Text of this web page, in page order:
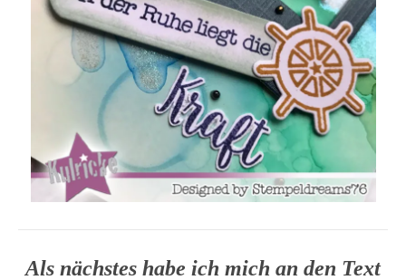
Als nächstes habe ich mich an den Text